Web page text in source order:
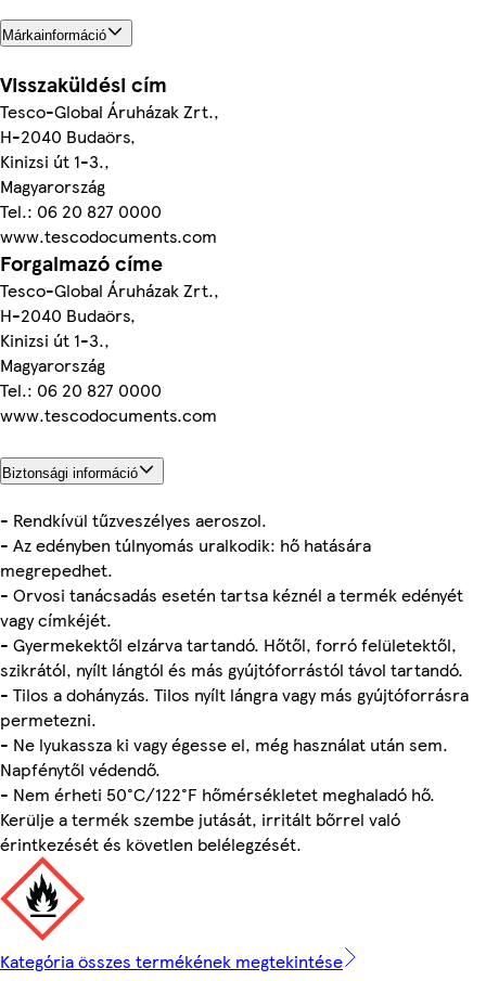
Márkainformáció
Visszaküldési cím
Tesco-Global Áruházak Zrt.,
H-2040 Budaörs,
Kinizsi út 1-3.,
Magyarország
Tel.: 06 20 827 0000
www.tescodocuments.com
Forgalmazó címe
Tesco-Global Áruházak Zrt.,
H-2040 Budaörs,
Kinizsi út 1-3.,
Magyarország
Tel.: 06 20 827 0000
www.tescodocuments.com
Biztonsági információ
- Rendkívül tűzveszélyes aeroszol.
- Az edényben túlnyomás uralkodik: hő hatására
megrepedhet.
- Orvosi tanácsadás esetén tartsa kéznél a termék edényét
vagy címkéjét.
- Gyermekektől elzárva tartandó. Hőtől, forró felületektől,
szikrától, nyílt lángtól és más gyújtóforrástól távol tartandó.
- Tilos a dohányzás. Tilos nyílt lángra vagy más gyújtóforrásra
permetezni.
- Ne lyukassza ki vagy égesse el, még használat után sem.
Napfénytől védendő.
- Nem érheti 50°C/122°F hőmérsékletet meghaladó hő.
Kerülje a termék szembe jutását, irritált bőrrel való
érintkezését és követlen belélegzését.
Kategória összes termékének megtekintése